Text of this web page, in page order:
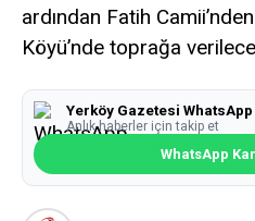
ardından Fatih
Köyü’nde toprağa
Yerköy Gazetesi WhatsApp
Anlık haberler için takip et
WhatsApp